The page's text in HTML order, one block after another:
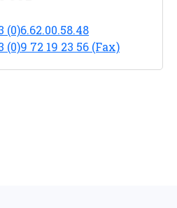
(0)6.62.00.58.48
(0)9 72 19 23 56 (Fax)